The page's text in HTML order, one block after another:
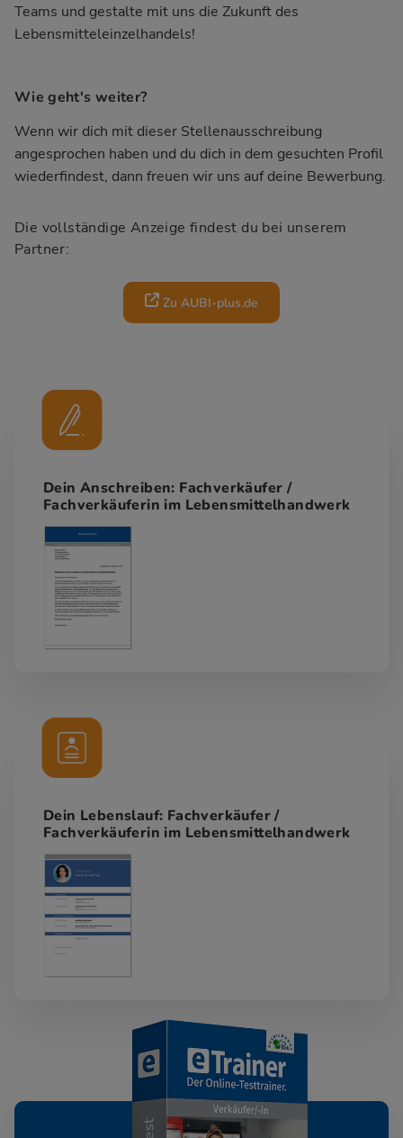
Teams und gestalte mit uns die Zukunft des
Lebensmitteleinzelhandels!
Wie geht's weiter?
Wenn wir dich mit dieser Stellenausschreibung
angesprochen haben und du dich in dem gesuchten Profil
wiederfindest, dann freuen wir uns auf deine Bewerbung.
Die vollständige Anzeige findest du bei unserem
Partner:
Zu AUBI-plus.de
Dein Anschreiben: Fachverkäufer /
Fachverkäuferin im Lebensmittelhandwerk
Dein Lebenslauf: Fachverkäufer /
Fachverkäuferin im Lebensmittelhandwerk